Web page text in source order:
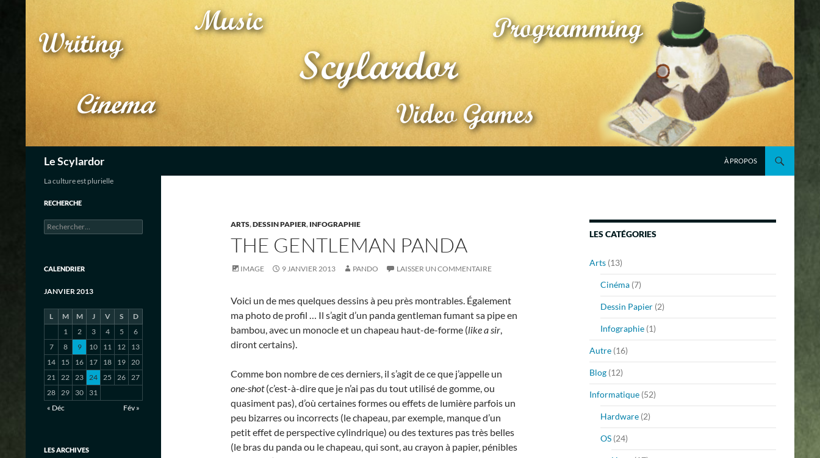
Le Scylardor À PROPOS
ARTS,DESSIN PAPIER, INFOGRAPHIE
THE GENTLEMAN PANDA
IMAGE 9 JANVIER 2013 PANDO LAISSER UN COMMENTAIRE
Voici un de mes quelques dessins à peu près montrables. Également
ma photo de profil … Il s’agit d’un panda gentleman fumant sa pipe en
bambou, avec un monocle et un chapeau haut-de-forme (like a sir,
diront certains).
Comme bon nombre de ces derniers, il s’agit de ce que j’appelle un
one-shot(c’est-à-dire que je n’ai pas du tout utilisé de gomme, ou
quasiment pas), d’où certaines formes ou effets de lumière parfois un
peu bizarres ou incorrects (le chapeau, par exemple, manque d’un
petit effet de perspective cylindrique) ou des textures pas très belles
(le bras du panda ou le chapeau, qui sont, au crayon à papier, pénibles
LES CATÉGORIES
Arts (13)
Cinéma (7)
Dessin Papier (2)
Infographie (1)
Autre (16)
Blog (12)
Informatique (52)
Hardware (2)
OS (24)
La culture est plurielle
RECHERCHE
Rechercher :
CALENDRIER
JANVIER 2013
L M M J V S
D
1
2 3 4 5
6
7
8 9 10 11 12
13
14
15 16 17 18 19 20
21 22 23 24 25 26 27
28 29 30
31
« Déc
Fév »
LES ARCHIVES